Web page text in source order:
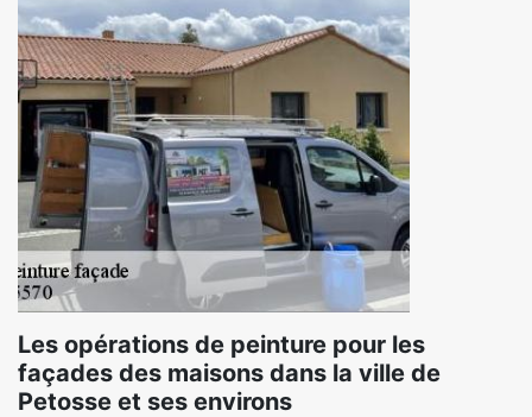
Les opérations de peinture pour les
façades des maisons dans la ville de
Petosse et ses environs